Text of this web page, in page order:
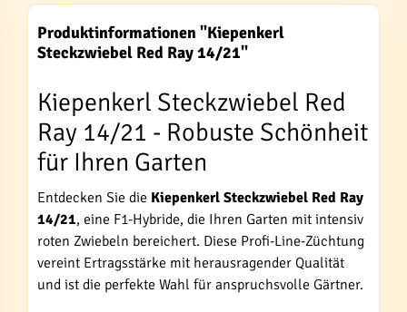
Produktinformationen "Kiepenkerl
Steckzwiebel Red Ray 14/21"
Kiepenkerl Steckzwiebel Red
Ray 14/21 - Robuste Schönheit
für Ihren Garten
Entdecken Sie die Kiepenkerl Steckzwiebel Red Ray
14/21, eine F1-Hybride, die Ihren Garten mit intensiv
roten Zwiebeln bereichert. Diese Profi-Line-Züchtung
vereint Ertragsstärke mit herausragender Qualität
und ist die perfekte Wahl für anspruchsvolle Gärtner.